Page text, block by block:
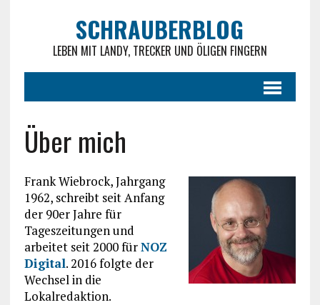
SCHRAUBERBLOG
LEBEN MIT LANDY, TRECKER UND ÖLIGEN FINGERN
Über mich
Frank Wiebrock, Jahrgang
1962, schreibt seit Anfang
der 90er Jahre für
Tageszeitungen und
arbeitet seit 2000 fürNOZ
Digital. 2016 folgte der
Wechsel in die
Lokalredaktion.